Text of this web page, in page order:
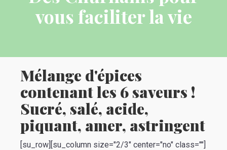
vous faciliter la vie
Mélange d'épices
contenant les 6 saveurs !
Sucré, salé, acide,
piquant, amer, astringent
[su_row][su_column size="2/3" center="no" class=""]